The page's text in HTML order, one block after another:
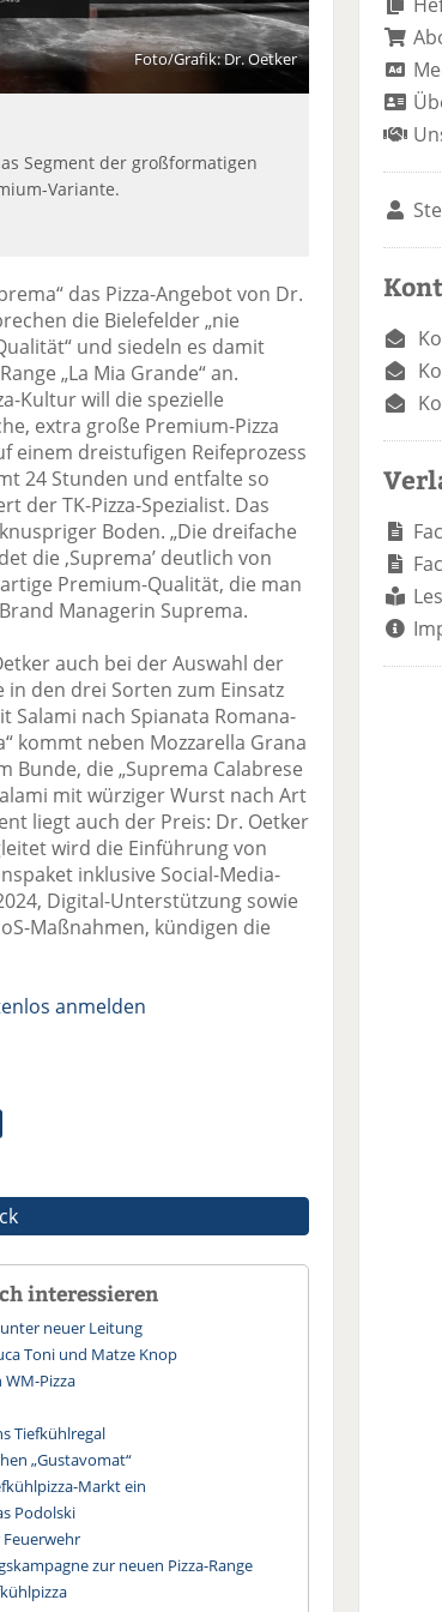
Foto/Grafik: Dr. Oetker
Segment der großformatigen
Variante.
das Pizza-Angebot von Dr.
die Bielefelder „nie
und siedeln es damit
„La Mia Grande“ an.
Kultur will die spezielle
extra große Premium-Pizza
einem dreistufigen Reifeprozess
24 Stunden und entfalte so
der TK-Pizza-Spezialist. Das
Boden. „Die dreifache
die ,Suprema’ deutlich von
Premium-Qualität, die man
Managerin Suprema.
auch bei der Auswahl der
den drei Sorten zum Einsatz
Salami nach Spianata Romana-
kommt neben Mozzarella Grana
Bunde, die „Suprema Calabrese
mit würziger Wurst nach Art
liegt auch der Preis: Dr. Oetker
wird die Einführung von
inklusive Social-Media-
Digital-Unterstützung sowie
Maßnahmen, kündigen die
anmelden
interessieren
neuer Leitung
Toni und Matze Knop
Pizza
Tiefkühlregal
„Gustavomat“
Markt ein
Podolski
zur neuen Pizza-Range